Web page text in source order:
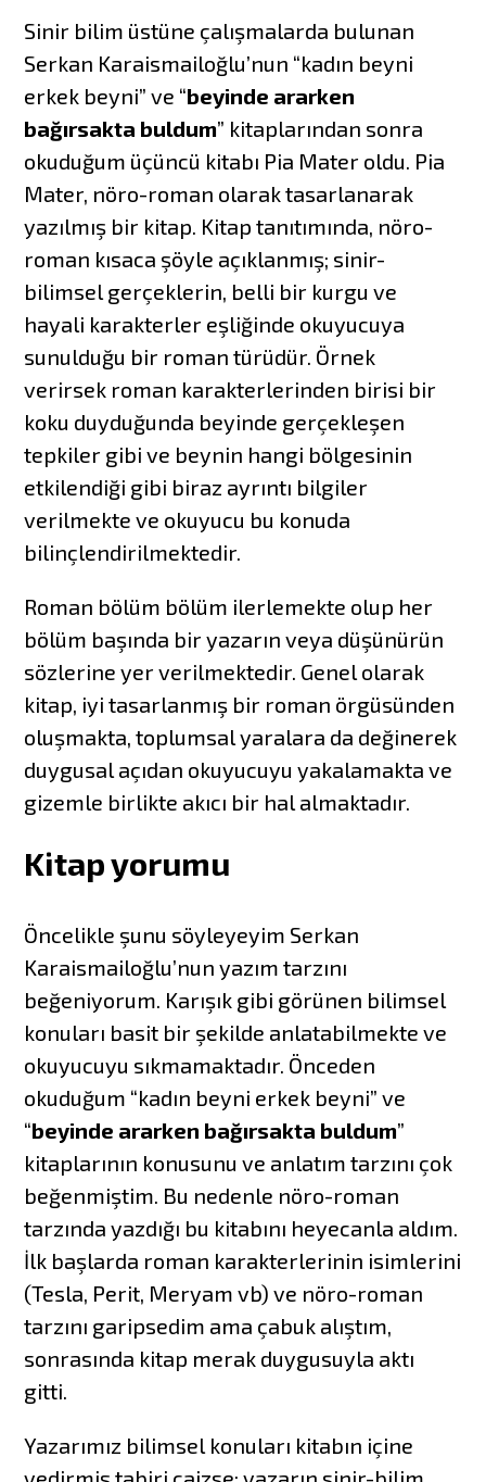
Sinir bilim üstüne çalışmalarda bulunan
Serkan Karaismailoğlu’nun “kadın beyni
erkek beyni” ve “beyinde ararken
bağırsakta buldum” kitaplarından sonra
okuduğum üçüncü kitabı Pia Mater oldu. Pia
Mater, nöro-roman olarak tasarlanarak
yazılmış bir kitap. Kitap tanıtımında, nöro-
roman kısaca şöyle açıklanmış; sinir-
bilimsel gerçeklerin, belli bir kurgu ve
hayali karakterler eşliğinde okuyucuya
sunulduğu bir roman türüdür. Örnek
verirsek roman karakterlerinden birisi bir
koku duyduğunda beyinde gerçekleşen
tepkiler gibi ve beynin hangi bölgesinin
etkilendiği gibi biraz ayrıntı bilgiler
verilmekte ve okuyucu bu konuda
bilinçlendirilmektedir.
Roman bölüm bölüm ilerlemekte olup her
bölüm başında bir yazarın veya düşünürün
sözlerine yer verilmektedir. Genel olarak
kitap, iyi tasarlanmış bir roman örgüsünden
oluşmakta, toplumsal yaralara da değinerek
duygusal açıdan okuyucuyu yakalamakta ve
gizemle birlikte akıcı bir hal almaktadır.
Kitap yorumu
Öncelikle şunu söyleyeyim Serkan
Karaismailoğlu’nun yazım tarzını
beğeniyorum. Karışık gibi görünen bilimsel
konuları basit bir şekilde anlatabilmekte ve
okuyucuyu sıkmamaktadır. Önceden
okuduğum “kadın beyni erkek beyni” ve
“beyinde ararken bağırsakta buldum”
kitaplarının konusunu ve anlatım tarzını çok
beğenmiştim. Bu nedenle nöro-roman
tarzında yazdığı bu kitabını heyecanla aldım.
İlk başlarda roman karakterlerinin isimlerini
(Tesla, Perit, Meryam vb) ve nöro-roman
tarzını garipsedim ama çabuk alıştım,
sonrasında kitap merak duygusuyla aktı
gitti.
Yazarımız bilimsel konuları kitabın içine